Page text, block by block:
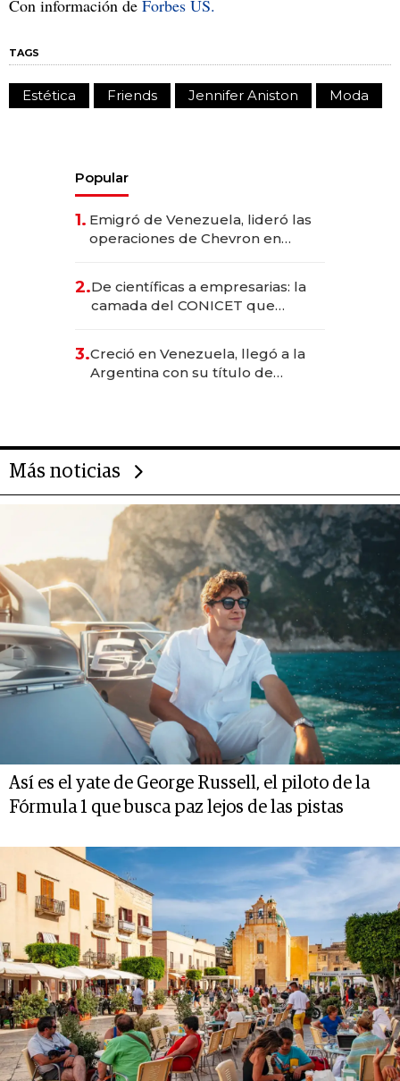
Con información de Forbes US.
TAGS
Estética Friends Jennifer Aniston Moda
Popular
1. Emigró de Venezuela, lideró las
operaciones de Chevron en
2.De científicas a empresarias: la
camada del CONICET que
3.Creció en Venezuela, llegó a la
Argentina con su título de
Más noticias
Así es el yate de George Russell, el piloto de la
Fórmula 1 que busca paz lejos de las pistas